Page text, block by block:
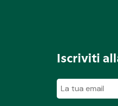
Iscriviti